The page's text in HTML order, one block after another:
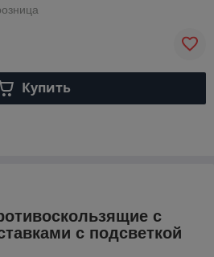
Купить
с
с подсветкой